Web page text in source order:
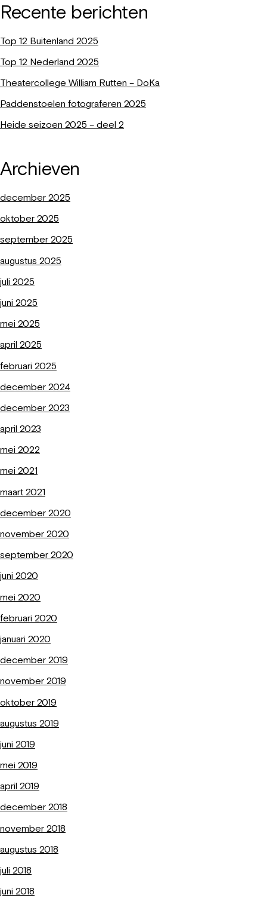
Recente berichten
Top 12 Buitenland 2025
Top 12 Nederland 2025
Theatercollege William Rutten – DoKa
Paddenstoelen fotograferen 2025
Heide seizoen 2025 – deel 2
Archieven
december 2025
oktober 2025
september 2025
augustus 2025
juli 2025
juni 2025
mei 2025
april 2025
februari 2025
december 2024
december 2023
april 2023
mei 2022
mei 2021
maart 2021
december 2020
november 2020
september 2020
juni 2020
mei 2020
februari 2020
januari 2020
december 2019
november 2019
oktober 2019
augustus 2019
juni 2019
mei 2019
april 2019
december 2018
november 2018
augustus 2018
juli 2018
juni 2018